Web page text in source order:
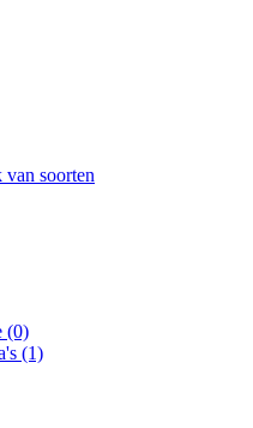
van soorten
(0)
(1)